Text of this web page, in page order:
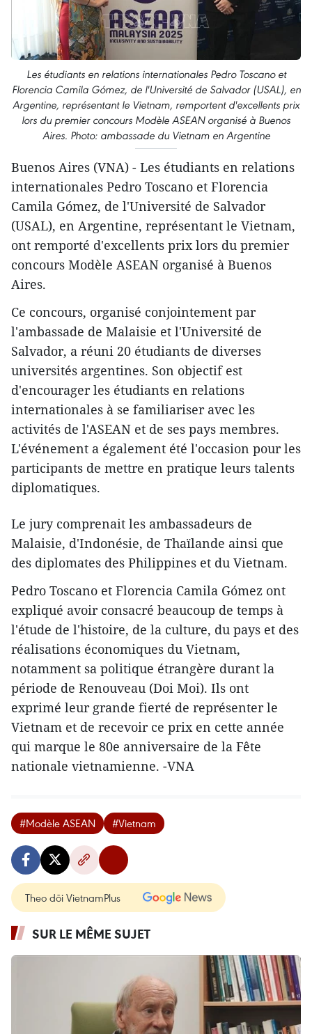
Les étudiants en relations internationales Pedro Toscano et
Florencia Camila Gómez, de l'Université de Salvador (USAL), en
Argentine, représentant le Vietnam, remportent d'excellents prix
lors du premier concours Modèle ASEAN organisé à Buenos
Aires. Photo: ambassade du Vietnam en Argentine
Buenos Aires (VNA) - Les étudiants en relations
internationales Pedro Toscano et Florencia
Camila Gómez, de l'Université de Salvador
(USAL), en Argentine, représentant le Vietnam,
ont remporté d'excellents prix lors du premier
concours Modèle ASEAN organisé à Buenos
Aires.
Ce concours, organisé conjointement par
l'ambassade de Malaisie et l'Université de
Salvador, a réuni 20 étudiants de diverses
universités argentines. Son objectif est
d'encourager les étudiants en relations
internationales à se familiariser avec les
activités de l'ASEAN et de ses pays membres.
L'événement a également été l'occasion pour les
participants de mettre en pratique leurs talents
diplomatiques.
Le jury comprenait les ambassadeurs de
Malaisie, d'Indonésie, de Thaïlande ainsi que
des diplomates des Philippines et du Vietnam.
Pedro Toscano et Florencia Camila Gómez ont
expliqué avoir consacré beaucoup de temps à
l'étude de l'histoire, de la culture, du pays et des
réalisations économiques du Vietnam,
notamment sa politique étrangère durant la
période de Renouveau (Doi Moi). Ils ont
exprimé leur grande fierté de représenter le
Vietnam et de recevoir ce prix en cette année
qui marque le 80e anniversaire de la Fête
nationale vietnamienne. -VNA
#Modèle ASEAN #Vietnam
Theo dõi VietnamPlus
SUR LE MÊME SUJET